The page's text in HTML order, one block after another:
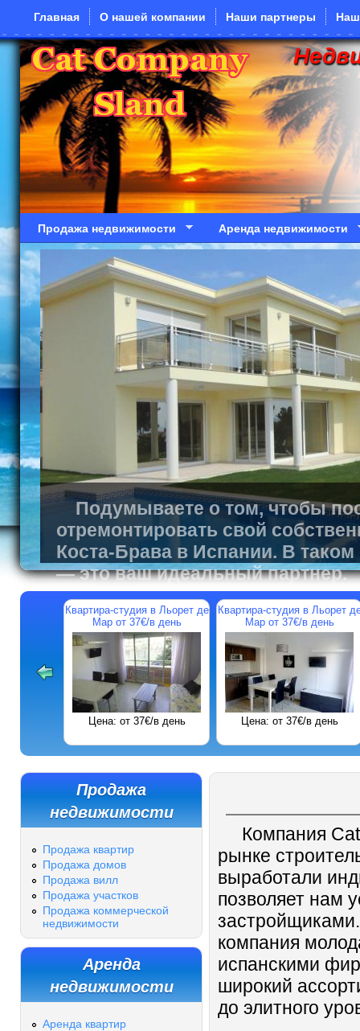
Перейти к основному содержанию
Главная О нашей компании Наши партнеры
Продажа недвижимости Аренда недвижимости
Подумываете о том, чтобы
отремонтировать свой
Коста-Брава в Испании. В
— это ваш идеальный партнер.
Квартира-студия в Льорет де
Мар от 37€/в день
Цена: от 37€/в день
Квартира-студия в Льорет
Мар от 37€/в день
Цена: от 37€/в день
Продажа
недвижимости
Продажа квартир
Продажа домов
Продажа вилл
Продажа участков
Продажа коммерческой
недвижимости
Аренда
недвижимости
Аренда квартир
Компания Cat
рынке
выработали
позволяет нам
компания
испанскими
широкий
до элитного